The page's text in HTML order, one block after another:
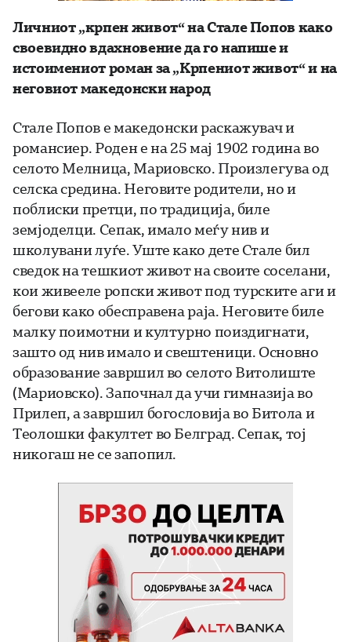
Личниот „крпен живот“ на Стале Попов како
своевидно вдахновение да го напише и
истоимениот роман за „Крпениот живот“ и на
неговиот македонски народ
Стале Попов е македонски раскажувач и
романсиер. Роден е на 25 мај 1902 година во
селото Мелница, Мариовско. Произлегува од
селска средина. Неговите родители, но и
поблиски претци, по традиција, биле
земјоделци. Сепак, имало меѓу нив и
школувани луѓе. Уште како дете Стале бил
сведок на тешкиот живот на своите соселани,
кои живееле ропски живот под турските аги и
бегови како обесправена раја. Неговите биле
малку поимотни и културно поиздигнати,
зашто од нив имало и свештеници. Основно
образование завршил во селото Витолиште
(Мариовско). Започнал да учи гимназија во
Прилеп, а завршил богословија во Битола и
Теолошки факултет во Белград. Сепак, тој
никогаш не се запопил.